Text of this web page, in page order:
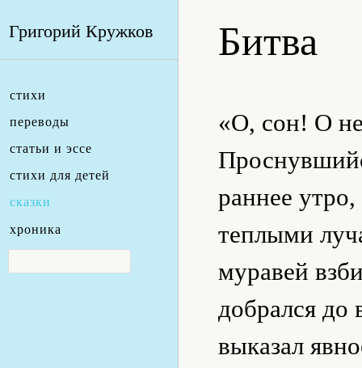
Григорий Кружков
стихи
переводы
статьи и эссе
стихи для детей
сказки
хроника
Битва
«О, сон! О
раннее
теплыми
муравей
добрался до
выказал